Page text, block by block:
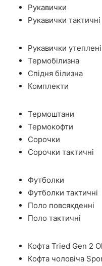
Рукавички
Рукавички тактичні
Рукавички утеплені
Термобілизна
Спідня білизна
Комплекти
Термоштани
Термокофти
Сорочки
Сорочки тактичні
Футболки
Футболки тактичні
Поло повсякденні
Поло тактичні
Кофта Tried Gen 2
Кофта чоловіча